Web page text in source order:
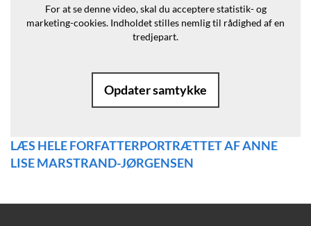
For at se denne video, skal du acceptere statistik- og
marketing-cookies. Indholdet stilles nemlig til rådighed af en
tredjepart.
Opdater samtykke
LÆS HELE FORFATTERPORTRÆTTET AF ANNE
LISE MARSTRAND-JØRGENSEN